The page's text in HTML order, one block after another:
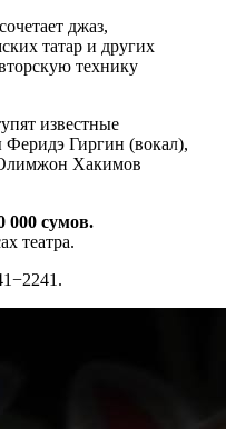
джаз,
татар и других
технику
известные
Гиргин (вокал),
Хакимов
000 сумов.
театра.